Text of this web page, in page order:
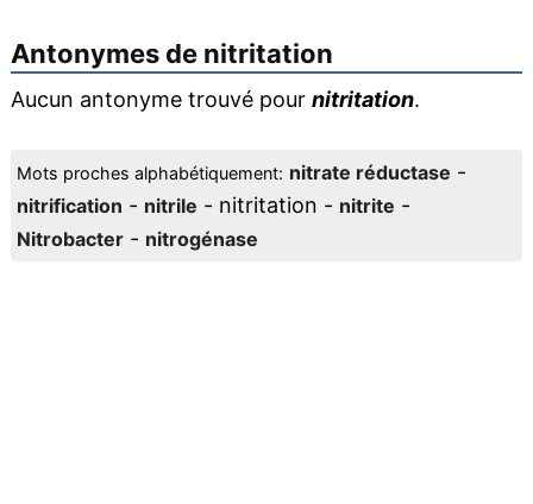
Antonymes de nitritation
Aucun antonyme trouvé pour nitritation.
Mots proches alphabétiquement: nitrate réductase -
nitrification - nitrile - nitritation - nitrite -
Nitrobacter- nitrogénase